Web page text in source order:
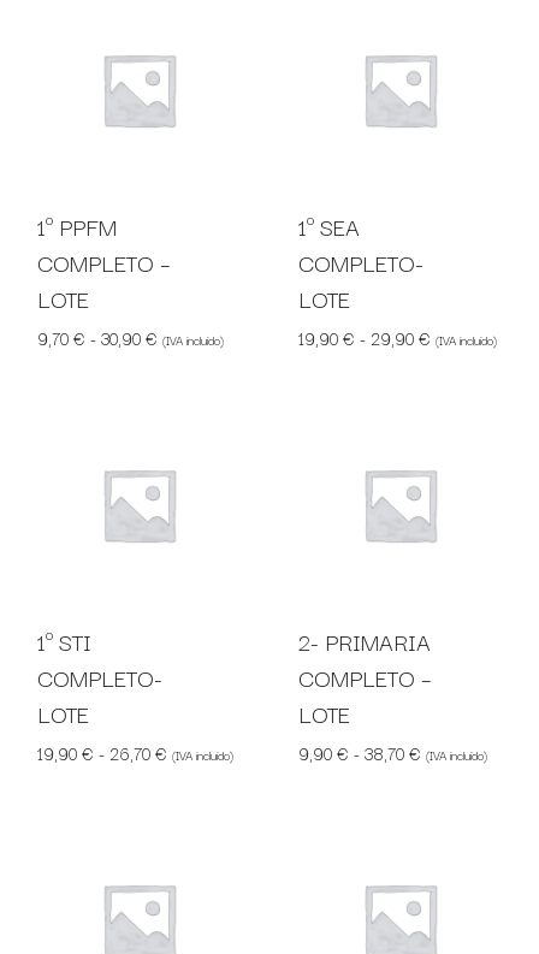
1º PPFM
COMPLETO –
LOTE
9,70€ -30,90€ Rango de precios: desde 9,70 € hasta 30,90 €
(IVA incluido)
1º SEA
COMPLETO-
LOTE
19,90€ - 29,90€ Rango de
(IVA incluido)
1º STI
COMPLETO-
LOTE
19,90€ - 26,70€ Rango de precios: desde 19,90 € hasta 26,70 €
(IVA incluido)
2- PRIMARIA
COMPLETO –
LOTE
9,90€ -38,70€ Rango de
(IVA incluido)